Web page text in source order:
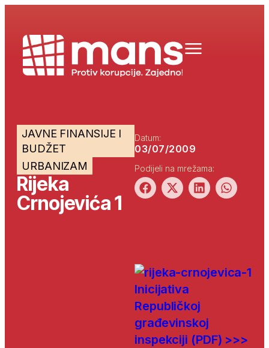
JAVNE FINANSIJE I
BUDŽET
URBANIZAM
Rijeka
Crnojevića 1
Datum:
03/07/2009
Podijeli na mrežama:
Inicijativa
Republičkoj
građevinskoj
inspekciji (PDF) >>>